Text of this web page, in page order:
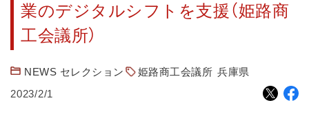
業のデジタルシフトを支援（姫路商
工会議所）
NEWS セレクション 姫路商工会議所 兵庫県
2023/2/1